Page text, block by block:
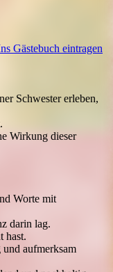
Gästebuch eintragen
Schwester erleben,
Wirkung dieser
Worte mit
darin lag.
hast.
und aufmerksam